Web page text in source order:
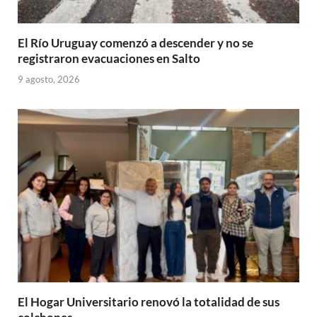
El Río Uruguay comenzó a descender y no se
registraron evacuaciones en Salto
9 agosto, 2026
El Hogar Universitario renovó la totalidad de sus